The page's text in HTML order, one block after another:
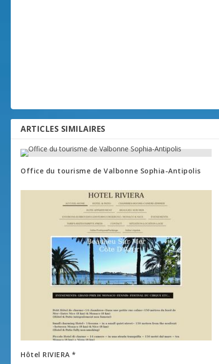
ARTICLES SIMILAIRES
Office du tourisme de Valbonne Sophia-Antipolis
Hôtel RIVIERA *